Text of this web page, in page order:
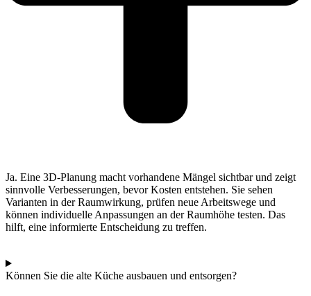
Ja. Eine 3D‑Planung macht vorhandene Mängel sichtbar und zeigt
sinnvolle Verbesserungen, bevor Kosten entstehen. Sie sehen
Varianten in der Raumwirkung, prüfen neue Arbeitswege und
können individuelle Anpassungen an der Raumhöhe testen. Das
hilft, eine informierte Entscheidung zu treffen.
Können Sie die alte Küche ausbauen und entsorgen?